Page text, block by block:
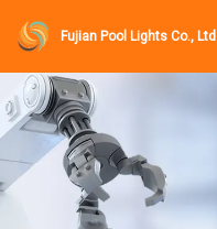
Fujian Pool Lights Co., Ltd